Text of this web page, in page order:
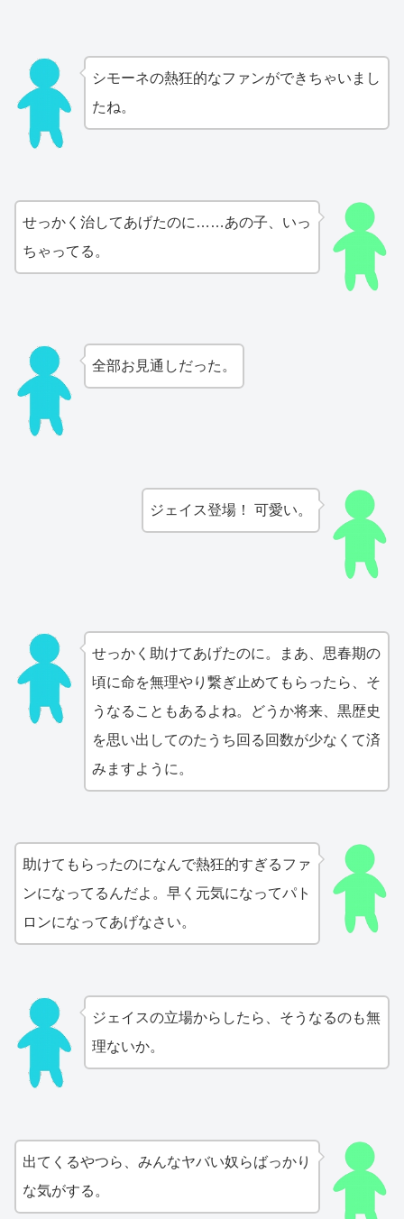
シモーネの熱狂的なファンができちゃいまし
たね。
せっかく治してあげたのに……あの子、いっ
ちゃってる。
全部お見通しだった。
ジェイス登場！ 可愛い。
せっかく助けてあげたのに。まあ、思春期の
頃に命を無理やり繋ぎ止めてもらったら、そ
うなることもあるよね。どうか将来、黒歴史
を思い出してのたうち回る回数が少なくて済
みますように。
助けてもらったのになんで熱狂的すぎるファ
ンになってるんだよ。早く元気になってパト
ロンになってあげなさい。
ジェイスの立場からしたら、そうなるのも無
理ないか。
出てくるやつら、みんなヤバい奴らばっかり
な気がする。